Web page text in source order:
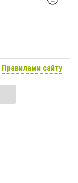
Правилами сайту